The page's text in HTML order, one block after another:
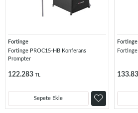
Fortinge
Fortinge PROC15-HB Konferans
Prompter
122.283 TL
Sepete Ekle
Fortinge